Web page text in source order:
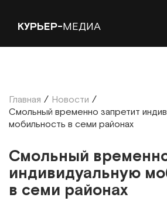
КУРЬЕР-МЕДИА
Главная / Новости /
Смольный временно запретит
мобильность в семи районах
Смольный
индивидуальную
в семи районах